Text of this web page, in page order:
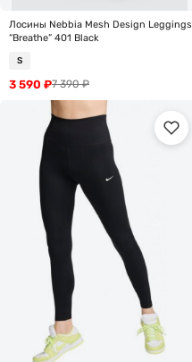
Лосины Nebbia Mesh Design Leggings
“Breathe” 401 Black
S
7 390₽
3 590 ₽